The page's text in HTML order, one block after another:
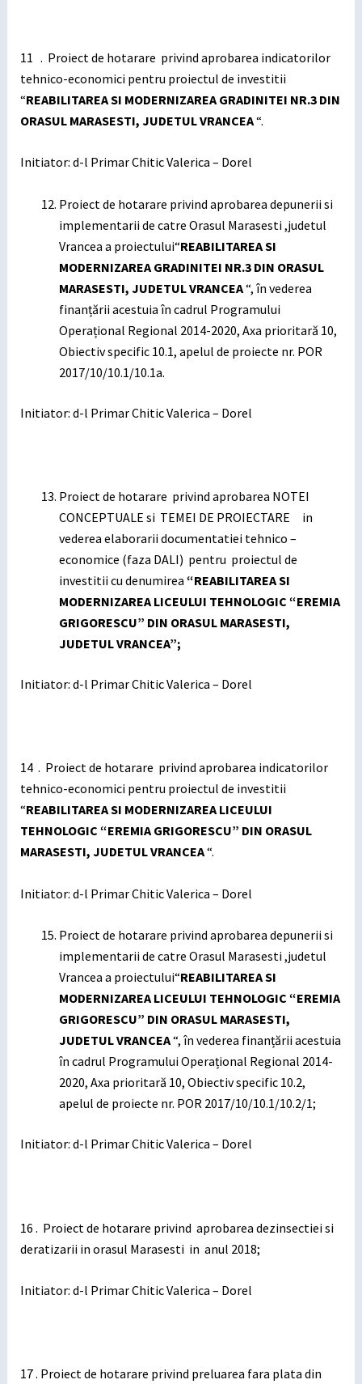
11 . Proiect de hotarare privind aprobarea indicatorilor
tehnico-economici pentru proiectul de investitii
“REABILITAREA SI MODERNIZAREA GRADINITEI NR.3 DIN
ORASUL MARASESTI, JUDETUL VRANCEA“.
Initiator: d-l Primar Chitic Valerica – Dorel
Proiect de hotarare privind aprobarea depunerii si
implementarii de catre Orasul Marasesti ,judetul
Vrancea a proiectului“REABILITAREA SI
MODERNIZAREA GRADINITEI NR.3 DIN ORASUL
MARASESTI, JUDETUL VRANCEA“, în vederea
finanțării acestuia în cadrul Programului
Operațional Regional 2014-2020, Axa prioritară 10,
Obiectiv specific 10.1, apelul de proiecte nr. POR
2017/10/10.1/10.1a.
Initiator: d-l Primar Chitic Valerica – Dorel
Proiect de hotarare privind aprobarea NOTEI
CONCEPTUALE si TEMEI DE PROIECTARE in
vederea elaborarii documentatiei tehnico –
economice (faza DALI) pentru proiectul de
investitii cu denumirea “REABILITAREA SI
MODERNIZAREA LICEULUI TEHNOLOGIC “EREMIA
GRIGORESCU” DIN ORASUL MARASESTI,
JUDETUL VRANCEA”;
Initiator: d-l Primar Chitic Valerica – Dorel
14 . Proiect de hotarare privind aprobarea indicatorilor
tehnico-economici pentru proiectul de investitii
“REABILITAREA SI MODERNIZAREA LICEULUI
TEHNOLOGIC “EREMIA GRIGORESCU” DIN ORASUL
MARASESTI, JUDETUL VRANCEA“.
Initiator: d-l Primar Chitic Valerica – Dorel
Proiect de hotarare privind aprobarea depunerii si
implementarii de catre Orasul Marasesti ,judetul
Vrancea a proiectului“REABILITAREA SI
MODERNIZAREA LICEULUI TEHNOLOGIC “EREMIA
GRIGORESCU” DIN ORASUL MARASESTI,
JUDETUL VRANCEA“, în vederea finanțării acestuia
în cadrul Programului Operațional Regional 2014-
2020, Axa prioritară 10, Obiectiv specific 10.2,
apelul de proiecte nr. POR 2017/10/10.1/10.2/1;
Initiator: d-l Primar Chitic Valerica – Dorel
16 . Proiect de hotarare privind aprobarea dezinsectiei si
deratizarii in orasul Marasesti in anul 2018;
Initiator: d-l Primar Chitic Valerica – Dorel
17 . Proiect de hotarare privind preluarea fara plata din